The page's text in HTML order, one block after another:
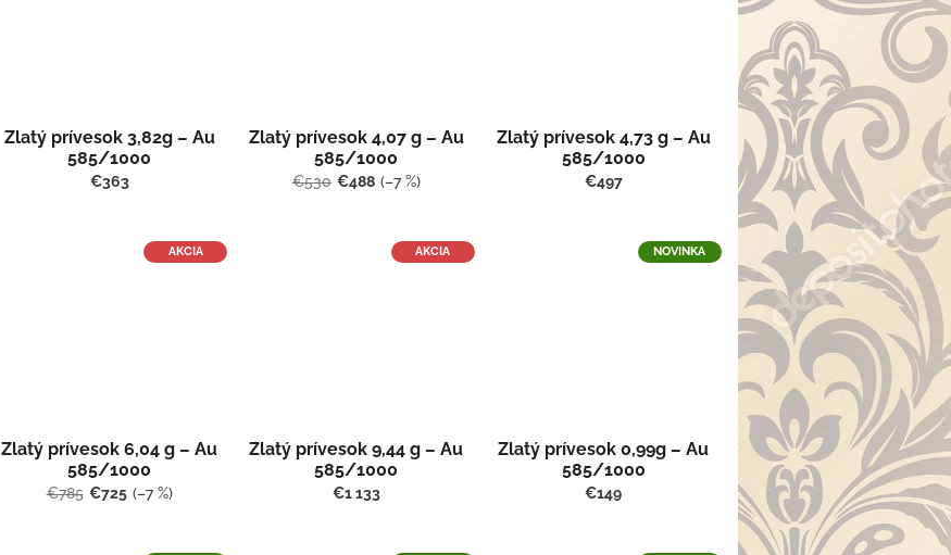
Zlatý prívesok 3,82g – Au
585/1000
€363
Zlatý prívesok 4,07 g – Au
585/1000
€530 €488 (–7 %)
Zlatý prívesok 4,73 g – Au
585/1000
€497
AKCIA
Zlatý prívesok 6,04 g – Au
585/1000
€785 €725 (–7 %)
AKCIA
Zlatý prívesok 9,44 g – Au
585/1000
€1 133
NOVINKA
Zlatý prívesok 0,99g – Au
585/1000
€149